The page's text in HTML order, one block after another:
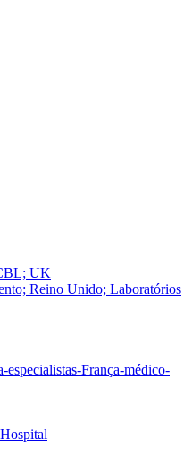
UK
Reino Unido; Laboratórios
especialistas-França-médico-